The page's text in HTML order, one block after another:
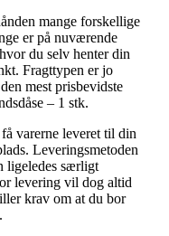
mange forskellige
er på nuværende
du selv henter din
Fragttypen er jo
mest prisbevidste
– 1 stk.
varerne leveret til din
Leveringsmetoden
ligeledes særligt
levering vil dog altid
krav om at du bor